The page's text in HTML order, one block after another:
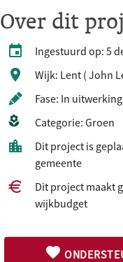
Over dit
Ingestuurd op: 5
Wijk: Lent ( John
Fase: In uitwerking
Categorie: Groen
Dit project is
gemeente
Dit project maakt
wijkbudget